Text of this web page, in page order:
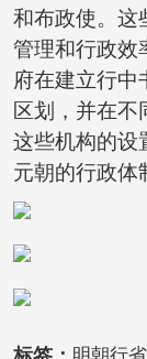
和布政使。这
管理和行政效
府在建立行中
区划，并在不
这些机构的设
元朝的行政体